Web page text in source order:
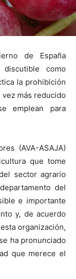
de España
como
la prohibición
más reducido
emplean para
(AVA-ASAJA)
que tome
sector agrario
del
e importante
y, de acuerdo
organización,
ha pronunciado
que merece el